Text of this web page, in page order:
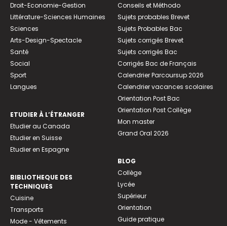
Droit-Economie-Gestion
Littérature-Sciences Humaines
Sciences
Arts-Design-Spectacle
Santé
Social
Sport
Langues
ETUDIER À L’ÉTRANGER
Etudier au Canada
Etudier en Suisse
Etudier en Espagne
BIBLIOTHEQUE DES
TECHNIQUES
Cuisine
Transports
Mode - Vêtements
Conseils et Méthodo
Sujets probables Brevet
Sujets Probables Bac
Sujets corrigés Brevet
Sujets corrigés Bac
Corrigés Bac de Français
Calendrier Parcoursup 2026
Calendrier vacances scolaires
Orientation Post Bac
Orientation Post Collège
Mon master
Grand Oral 2026
BLOG
Collège
Lycée
Supérieur
Orientation
Guide pratique